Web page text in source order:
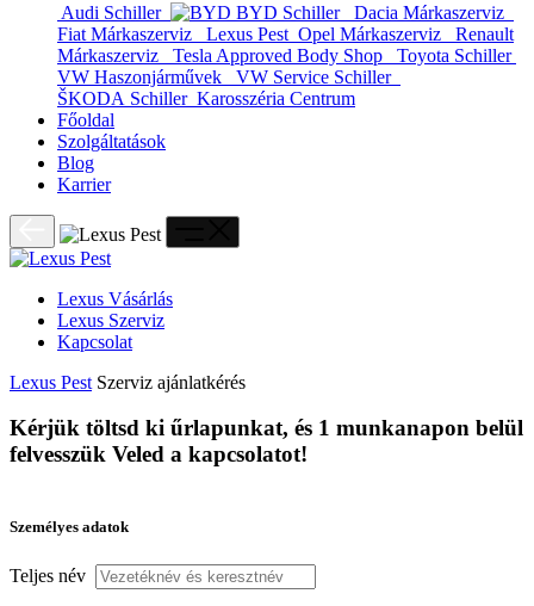
Audi Schiller BYD Schiller
Dacia Márkaszerviz
Fiat Márkaszerviz
Lexus Pest Opel Márkaszerviz
Renault
Márkaszerviz
Tesla Approved Body Shop
Toyota Schiller
VW Haszonjárművek
VW Service Schiller
ŠKODA Schiller Karosszéria Centrum
Főoldal
Szolgáltatások
Blog
Karrier
Lexus Vásárlás
Lexus Szerviz
Kapcsolat
Lexus Pest Szerviz ajánlatkérés
Kérjük töltsd ki űrlapunkat, és 1 munkanapon belül
felvesszük Veled a kapcsolatot!
Viste tus Apuestas con el Estilo de
PlayUZU Mexicano!
Személyes adatok
Teljes név